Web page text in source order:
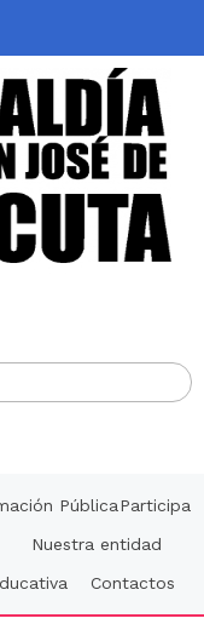
PúblicaParticipa
Nuestra entidad
Contactos